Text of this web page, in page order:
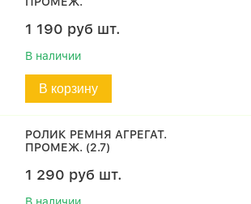
1 190 руб шт.
В наличии
В корзину
РОЛИК РЕМНЯ АГРЕГАТ.
ПРОМЕЖ. (2.7)
1 290 руб шт.